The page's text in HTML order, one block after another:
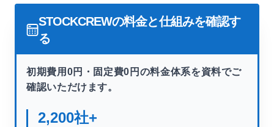
STOCKCREWの料金と仕組みを確認す
る
初期費用0円・固定費0円の料金体系を資料でご
確認いただけます。
2,200社+